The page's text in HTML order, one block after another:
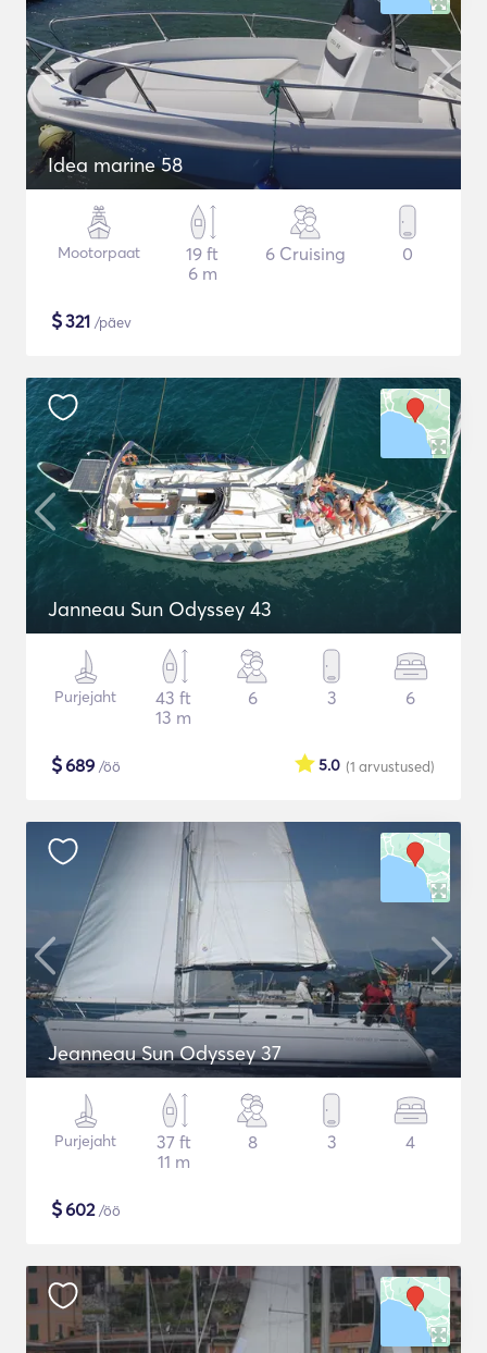
Idea marine 58
Mootorpaat
19 ft
6 m
6 Cruising 0
$321 /päev
Janneau Sun Odyssey 43
Purjejaht
43 ft
13 m
6 3 6
$689 /öö (1 arvustused)
5.0
Jeanneau Sun Odyssey 37
Purjejaht
37 ft
11 m
8 3 4
$602/öö